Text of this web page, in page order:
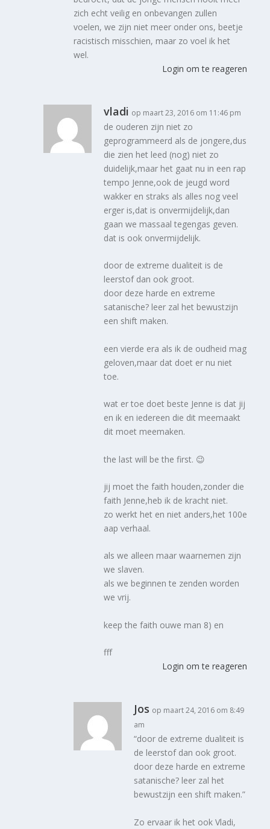
zich echt veilig en onbevangen zullen
voelen, we zijn niet meer onder ons, beetje
racistisch misschien, maar zo voel ik het
wel.
Login om te reageren
vladi op maart 23, 2016 om 11:46 pm
de ouderen zijn niet zo
geprogrammeerd als de jongere,dus
die zien het leed (nog) niet zo
duidelijk,maar het gaat nu in een rap
tempo Jenne,ook de jeugd word
wakker en straks als alles nog veel
erger is,dat is onvermijdelijk,dan
gaan we massaal tegengas geven.
dat is ook onvermijdelijk.
door de extreme dualiteit is de
leerstof dan ook groot.
door deze harde en extreme
satanische? leer zal het bewustzijn
een shift maken.
een vierde era als ik de oudheid mag
geloven,maar dat doet er nu niet
toe.
wat er toe doet beste Jenne is dat jij
en ik en iedereen die dit meemaakt
dit moet meemaken.
the last will be the first. 😉
jij moet the faith houden,zonder die
faith Jenne,heb ik de kracht niet.
zo werkt het en niet anders,het 100e
aap verhaal.
als we alleen maar waarnemen zijn
we slaven.
als we beginnen te zenden worden
we vrij.
keep the faith ouwe man 8) en
fff
Login om te reageren
Jos op maart 24, 2016 om 8:49
am
“door de extreme dualiteit is
de leerstof dan ook groot.
door deze harde en extreme
satanische? leer zal het
bewustzijn een shift maken.”
Zo ervaar ik het ook Vladi,